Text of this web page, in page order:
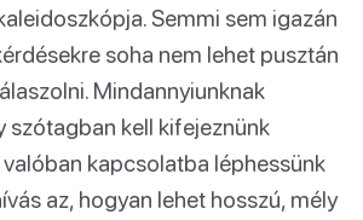
Semmi sem igazán
soha nem lehet pusztán
Mindannyiunknak
szótagban kell kifejeznünk
kapcsolatba léphessünk
az, hogyan lehet hosszú, mély